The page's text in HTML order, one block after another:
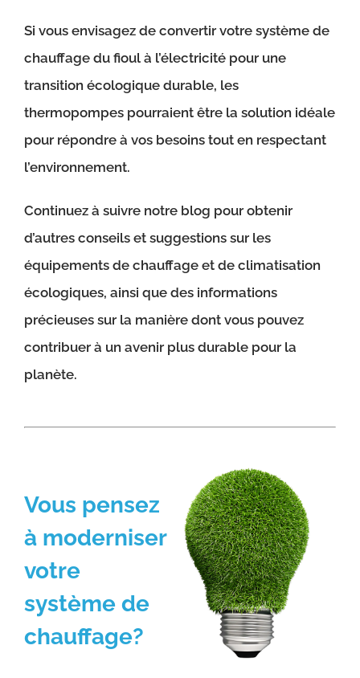
Si vous envisagez de convertir votre système de
chauffage du fioul à l’électricité pour une
transition écologique durable, les
thermopompes pourraient être la solution idéale
pour répondre à vos besoins tout en respectant
l’environnement.
Continuez à suivre notre blog pour obtenir
d’autres conseils et suggestions sur les
équipements de chauffage et de climatisation
écologiques, ainsi que des informations
précieuses sur la manière dont vous pouvez
contribuer à un avenir plus durable pour la
planète.
Vous pensez
à moderniser
votre
système de
chauffage?